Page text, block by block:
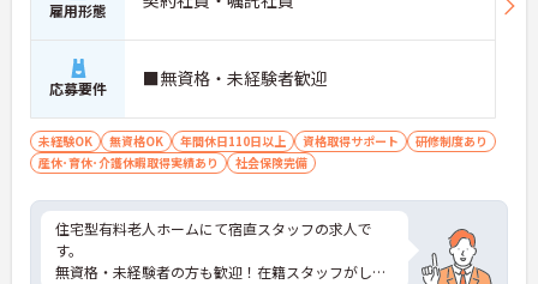
・ご家族分も含めて年間3万円までの医療費補助
る独自の福利厚生が利用できます。
・小学校3年生までの時短・夜勤免除制度があり、
男性の育休取得実績も豊富なため、ライフステージ
【プライベートとの両立がしやすい環境です】
・有給取得促進手当の支給や、5連休以上の長期休
暇を取得できる仕組みがあり、しっかりと心身をリ
フレッシュできます。
・中途入社比率が6割を超えており、風通しが良
く、新しい方もこれまでの経験を活かしてすぐに馴
雇用形態
応募要件 ■無資格・未経験者歓迎
未経験OK 無資格OK 年間休日110日以上 資格取得サポート
研修制度あり
産休･育休･介護休暇取得実績あり
社会保険完備
住宅型有料老人ホームにて宿直スタッフの求人で
す。
無資格・未経験者の方も歓迎！在籍スタッフがしっ